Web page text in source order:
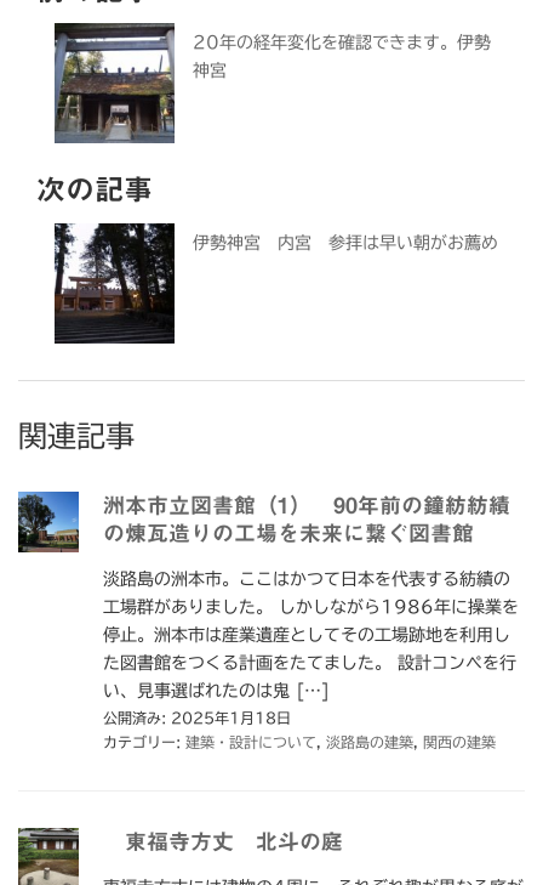
20年の経年変化を確認できます。伊勢
神宮
次の記事
伊勢神宮 内宮 参拝は早い朝がお薦め
関連記事
洲本市立図書館（1） 90年前の鐘紡紡績
の煉瓦造りの工場を未来に繋ぐ図書館
淡路島の洲本市。ここはかつて日本を代表する紡績の
工場群がありました。 しかしながら1986年に操業を
停止。洲本市は産業遺産としてその工場跡地を利用し
た図書館をつくる計画をたてました。 設計コンペを行
い、見事選ばれたのは鬼 […]
公開済み: 2025年1月18日
カテゴリー: 建築・設計について 淡路島の建築 関西の建築
東福寺方丈 北斗の庭